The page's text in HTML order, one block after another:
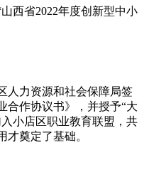
西省2022年度创新型中小
店区人力资源和社会保障局签
合作协议书》，并授予“大
小店区职业教育联盟，共
才奠定了基础。